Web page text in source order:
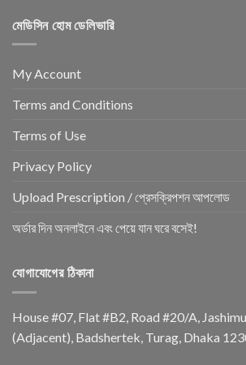
মেডিসিন হোম ডেলিভারি
My Account
Terms and Conditions
Terms of Use
Privacy Policy
Upload Prescription / প্রেসক্রিপশন আপলোড
অর্ডার দিন অনলাইনে এবং পেয়ে যান ঘরে বসেই!
যোগাযোগের ঠিকানা
House #07, Flat #B2, Road #20/A,
(Adjacent), Badshertek, Turag, Dhaka